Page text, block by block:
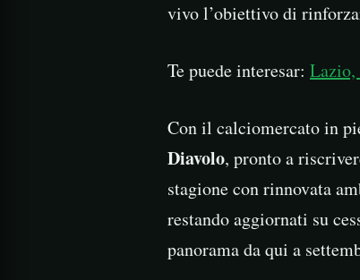
vivo l’obiettivo di
Te puede interesar: Lazio,
Con il calciomercato in
Diavolo, pronto a
stagione con rinnovata
restando aggiornati su
panorama da qui a